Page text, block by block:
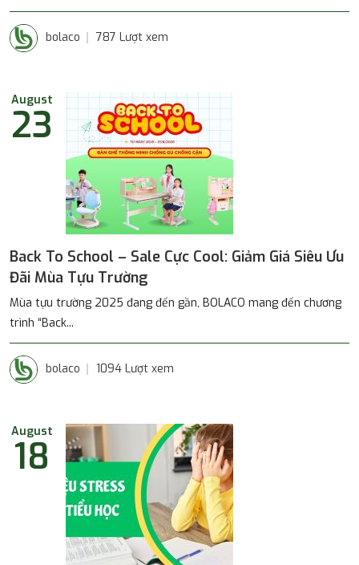
bolaco 787 Lượt xem
August
23
Back To School – Sale Cực Cool: Giảm Giá Siêu Ưu
Đãi Mùa Tựu Trường
Mùa tựu trường 2025 đang đến gần, BOLACO mang đến chương
trình “Back...
bolaco 1094 Lượt xem
August
18